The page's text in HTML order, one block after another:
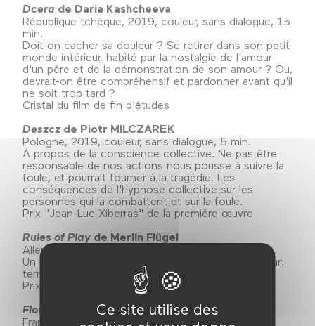
Ce site utilise des
Dcera de Daria Kashcheeva
République tchèque, 2019, couleur, sans dialogue, 15
min.
Doit-on cacher sa douleur ? Se retirer dans son petit
monde intérieur, habité par la nostalgie de l'amour
d'un père et de la démonstration de son amour ? Ou,
devrait-on être compréhensif et pardonner avant qu'il
ne soit trop tard ?
Cristal du film de fin d'études
Deszcz de Piotr MILCZAREK
Pologne, 2019, couleur, sans dialogue, 5 min.
À propos de la conscience collective. Ne pas être
responsable de nos actions nous pousse à suivre la
foule, et pourrait tourner à la tragédie. Les
conséquences de l'hypnose collective sur les
personnes qui la combattent et sur la foule.
Prix "Jean-Luc Xiberras" de la première œuvre
Rules of Play de Merlin Flügel
Allemagne, 2018, couleur, sans dialogue, 7 min 30.
Un groupe de personnages fatigués se réunit sur un
terrain de jeu la nuit pour un ultime tournoi.
Prix du jury du film de fin d’études
Flow
de Adriaan Lokman
France-Pays-Bas, 2019, couleur, sans dialogue, 14